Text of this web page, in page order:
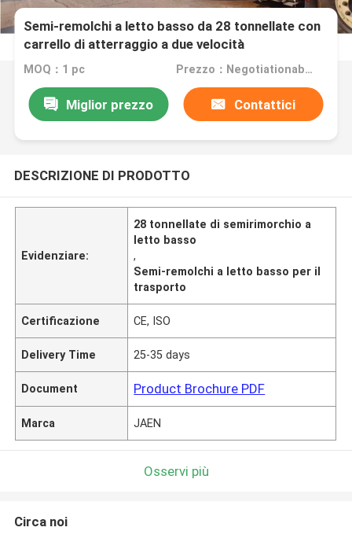
Semi-remolchi a letto basso da 28 tonnellate con
carrello di atterraggio a due velocità
MOQ：1 pc Prezzo：Negotiationable
Miglior prezzo Contattici
DESCRIZIONE DI PRODOTTO
Evidenziare:
28 tonnellate di semirimorchio a
letto basso
,
Semi-remolchi a letto basso per il
trasporto
Certificazione CE, ISO
Delivery Time 25-35 days
Document Product Brochure PDF
Marca JAEN
Osservi più
Circa noi